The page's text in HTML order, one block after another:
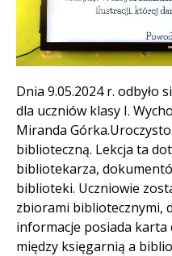
Treść
Dnia 9.05.2024 r. odbyło
dla uczniów klasy I.
Miranda
biblioteczną. Lekcja ta
bibliotekarza,
biblioteki. Uczniowie
zbiorami bibliotecznymi,
informacje posiada
między księgarnią a